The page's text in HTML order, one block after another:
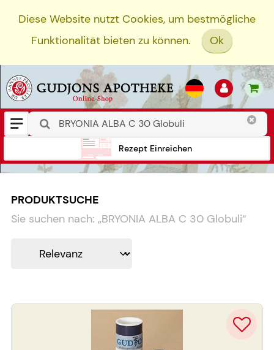
Diese Website nutzt Cookies, um bestmögliche
Funktionalität bieten zu können.
Ok
Rezept Einreichen
PRODUKTSUCHE
Sie suchen nach: „BRYONIA ALBA C 30 Globuli“